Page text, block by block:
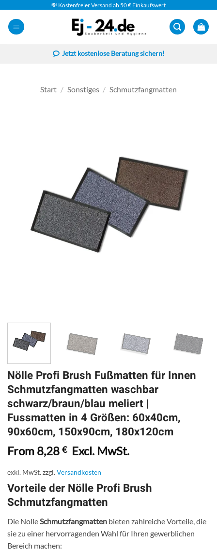
Inhalt
springen
💸 Kostenfreier Versand ab 50 € Einkaufswert
Jetzt kostenlose Beratung sichern!
Start / Sonstiges / Schmutzfangmatten
Nölle Profi Brush Fußmatten für Innen
Schmutzfangmatten waschbar
schwarz/braun/blau meliert |
Fussmatten in 4 Größen: 60x40cm,
90x60cm, 150x90cm, 180x120cm
From 8,28 € Excl. MwSt.
exkl. MwSt.zzgl.Versandkosten
Vorteile der Nölle Profi Brush
Schmutzfangmatten
Die NolleSchmutzfangmatten bieten zahlreiche Vorteile, die
sie zu einer hervorragenden Wahl für Ihren gewerblichen
Bereich machen: